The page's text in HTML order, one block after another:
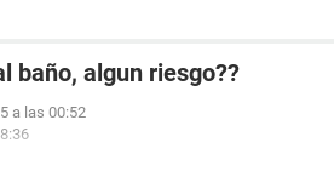
baño, algun riesgo??
a las 00:52